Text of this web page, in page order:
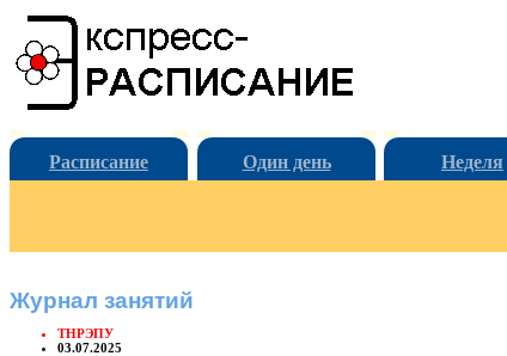
Расписание Один день Неделя
Журнал занятий
ТНРЭПУ
03.07.2025